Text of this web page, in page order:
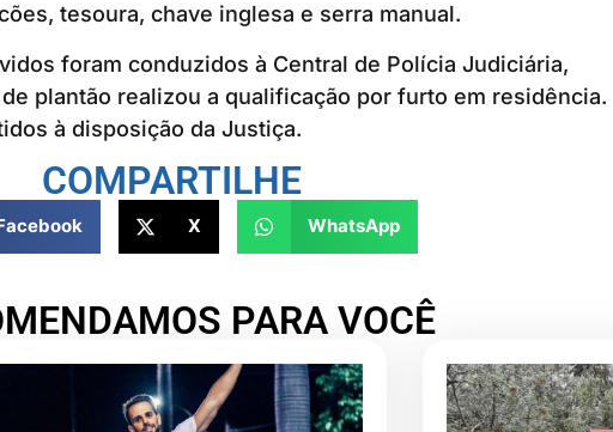
tesoura, chave inglesa e serra manual.
foram conduzidos à Central de Polícia Judiciária,
plantão realizou a qualificação por furto em residência.
à disposição da Justiça.
COMPARTILHE
X WhatsApp
PARA VOCÊ